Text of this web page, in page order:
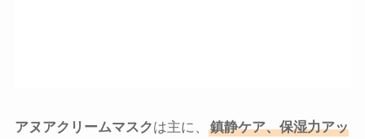
アヌアクリームマスクは主に、
鎮静ケア、保湿力アッ